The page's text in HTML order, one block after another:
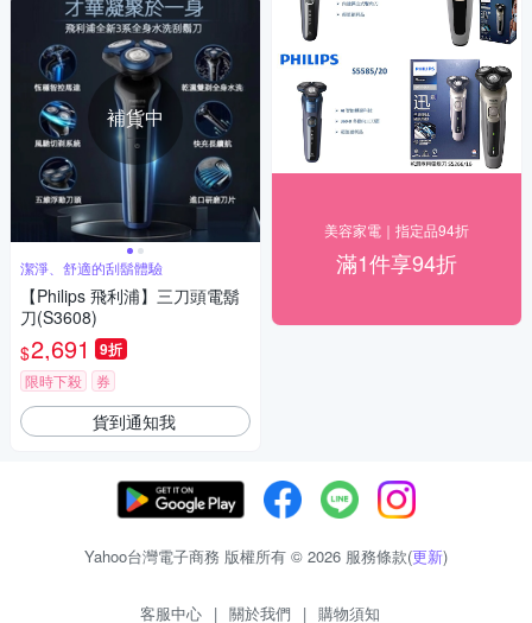
補貨中
潔淨、舒適的刮鬍體驗
【Philips 飛利浦】三刀頭電鬍
刀(S3608)
$2,691 9折
限時下殺 券
貨到通知我
美容家電｜指定品94折
滿1件享94折
Yahoo台灣電子商務 版權所有 © 2026 服務條款(更新)
客服中心 | 關於我們 | 購物須知